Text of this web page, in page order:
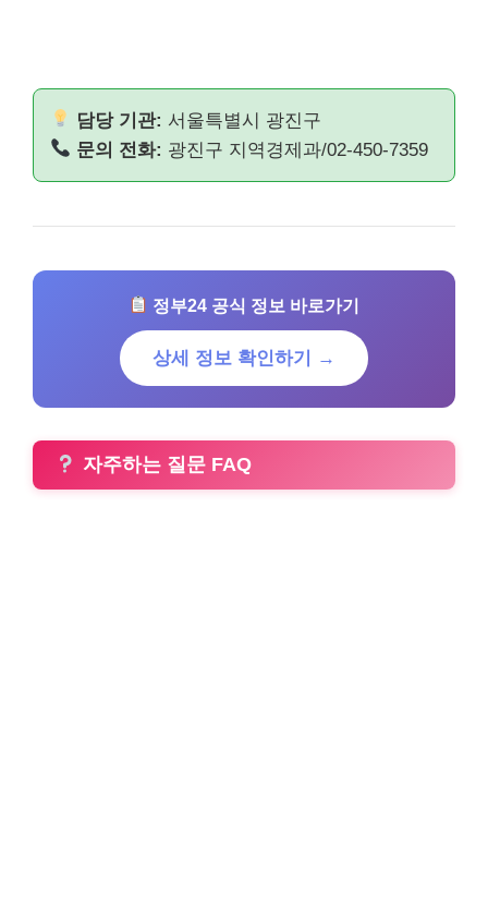
담당 기관: 서울특별시 광진구
문의 전화: 광진구 지역경제과/02-450-7359
정부24 공식 정보 바로가기
상세 정보 확인하기 →
자주하는 질문 FAQ